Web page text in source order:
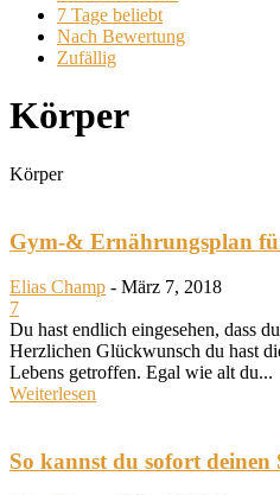
7 Tage beliebt
Nach Bewertung
Zufällig
Körper
Körper
Gym-& Ernährungsplan
Elias Champ - März 7, 2018
7
Du hast endlich eingesehen, dass
Herzlichen Glückwunsch du hast
Lebens getroffen. Egal wie alt du...
Weiterlesen
So kannst du sofort deinen